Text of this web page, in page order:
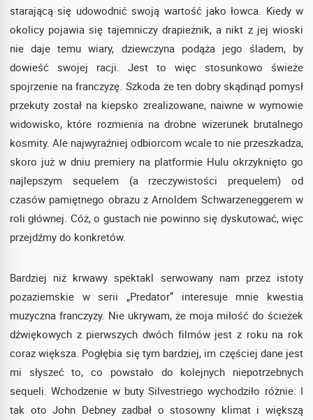
starającą się udowodnić swoją wartość jako łowca. Kiedy w
okolicy pojawia się tajemniczy drapieżnik, a nikt z jej wioski
nie daje temu wiary, dziewczyna podąża jego śladem, by
dowieść swojej racji. Jest to więc stosunkowo świeże
spojrzenie na franczyzę. Szkoda że ten dobry skądinąd pomysł
przekuty został na kiepsko zrealizowane, naiwne w wymowie
widowisko, które rozmienia na drobne wizerunek brutalnego
kosmity. Ale najwyraźniej odbiorcom wcale to nie przeszkadza,
skoro już w dniu premiery na platformie Hulu okrzyknięto go
najlepszym sequelem (a rzeczywistości prequelem) od
czasów pamiętnego obrazu z Arnoldem Schwarzeneggerem w
roli głównej. Cóż, o gustach nie powinno się dyskutować, więc
przejdźmy do konkretów.
Bardziej niż krwawy spektakl serwowany nam przez istoty
pozaziemskie w serii „Predator” interesuje mnie kwestia
muzyczna franczyzy. Nie ukrywam, że moja miłość do ścieżek
dźwiękowych z pierwszych dwóch filmów jest z roku na rok
coraz większa. Pogłębia się tym bardziej, im częściej dane jest
mi słyszeć to, co powstało do kolejnych niepotrzebnych
sequeli. Wchodzenie w buty Silvestriego wychodziło różnie. I
tak oto John Debney zadbał o stosowny klimat i większą